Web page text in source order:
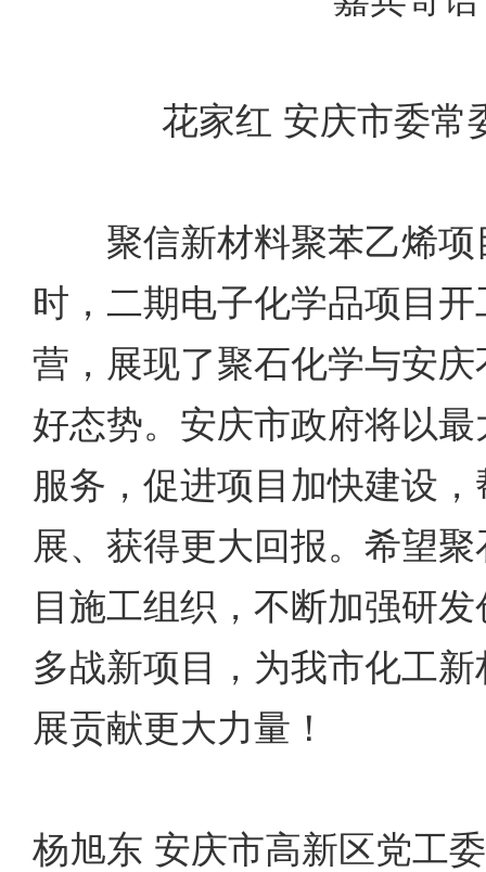
花家红 安庆市委常
聚信新材料聚苯乙烯项
时，二期电子化学品项目
营，展现了聚石化学与安
好态势。安庆市政府将以
服务，促进项目加快建设
展、获得更大回报。希望
目施工组织，不断加强研
多战新项目，为我市化工
展贡献更大力量！
杨旭东 安庆市高新区党工